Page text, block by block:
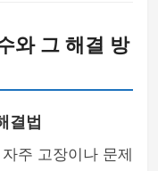
와 그 해결 방
결법
주 고장이나 문제